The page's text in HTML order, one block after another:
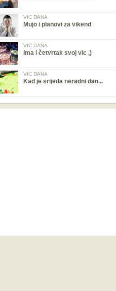
VIC DANA
Mujo i planovi za vikend
VIC DANA
Ima i četvrtak svoj vic ,)
VIC DANA
Kad je srijeda neradni dan...